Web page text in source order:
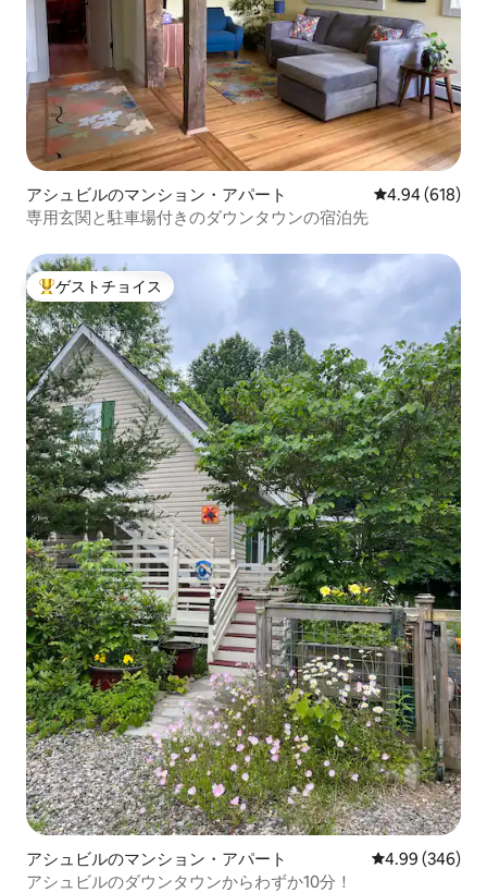
アシュビルのマンション・アパート レビュー618
4.94 (618)
専用玄関と駐車場付きのダウンタウンの宿泊先
大好評のゲストチョイスです。
ゲストチョイス
アシュビルのマンション・アパート レビュー346
4.99 (346)
アシュビルのダウンタウンからわずか10分！